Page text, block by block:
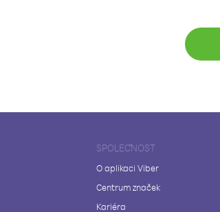
SPOLEČNOST
O aplikaci Viber
Centrum značek
Kariéra